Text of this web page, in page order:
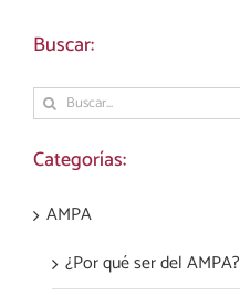
Buscar:
Buscar:
Categorías:
AMPA
¿Por qué ser del AMPA?